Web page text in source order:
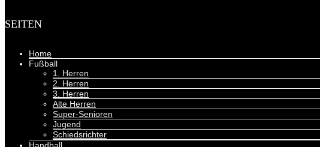
SEITEN
Home
Fußball
1. Herren
2. Herren
3. Herren
Alte Herren
Super-Senioren
Jugend
Schiedsrichter